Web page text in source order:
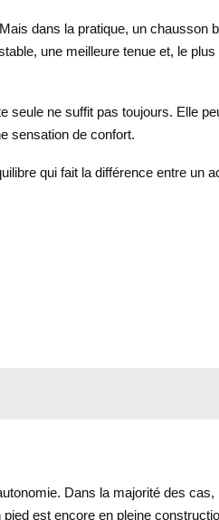
dans la pratique, un chausson
une meilleure tenue et, le plus
seule ne suffit pas toujours. Elle
sensation de confort.
qui fait la différence entre un
Dans la majorité des cas,
est encore en pleine